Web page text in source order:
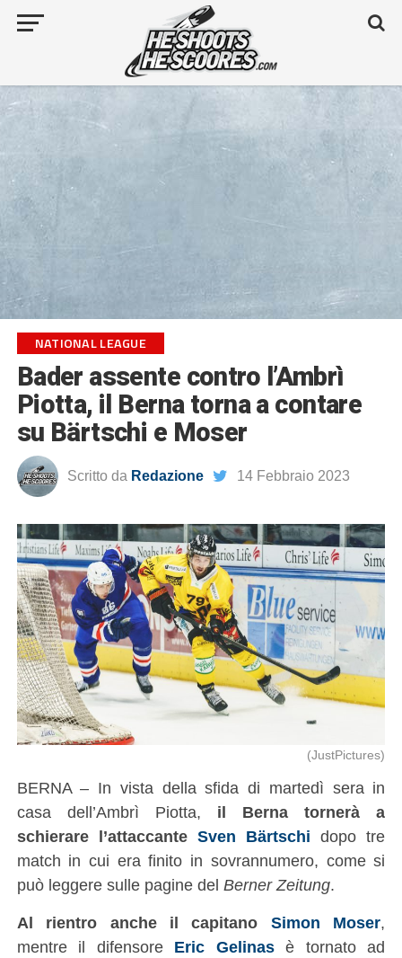
NATIONAL LEAGUE
Bader assente contro l’Ambrì
Piotta, il Berna torna a contare
su Bärtschi e Moser
Scritto da Redazione 14 Febbraio 2023
(JustPictures)
BERNA – In vista della sfida di martedì sera in
casa dell’Ambrì Piotta, il Berna tornerà a
schierare l’attaccante Sven Bärtschi dopo tre
match in cui era finito in sovrannumero, come si
può leggere sulle pagine del Berner Zeitung.
Al rientro anche il capitano Simon Moser,
mentre il difensore Eric Gelinasè tornato ad